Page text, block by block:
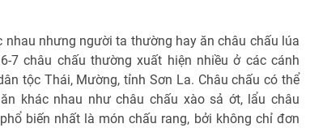
nhau nhưng người ta thường hay ăn châu chấu lúa
7 châu chấu thường xuất hiện nhiều ở các cánh
tộc Thái, Mường, tỉnh Sơn La. Châu chấu có thể
khác nhau như châu chấu xào sả ớt, lẩu châu
biến nhất là món chấu rang, bởi không chỉ đơn